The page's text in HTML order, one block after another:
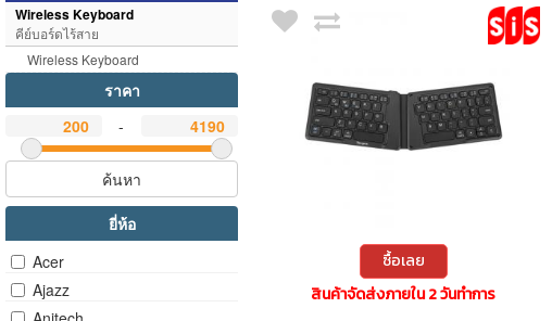
Wireless Keyboard
คีย์บอร์ดไร้สาย
Wireless Keyboard
ราคา
-
ค้นหา
ยี่ห้อ
Acer
Ajazz
ซื้อเลย
สินค้าจัดส่งภายใน 2 วันทำการ